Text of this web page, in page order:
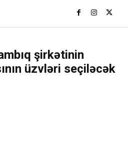
şirkətinin
üzvləri seçiləcək